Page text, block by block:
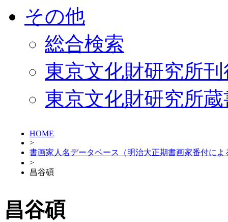
その他
総合検索
東京文化財研究所
東京文化財研究所
HOME
>
書画家人名データベース（明治大正期書画家番付によ
>
昌谷碩
昌谷碩